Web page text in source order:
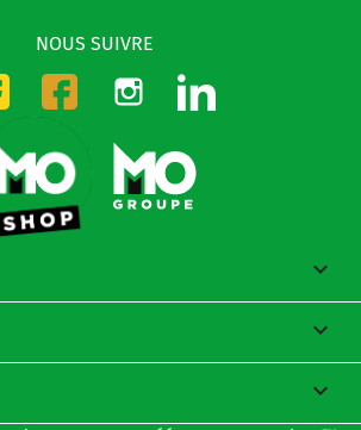
NOUS SUIVRE
Facebook-CMOFacebook-DMO
Instagram


